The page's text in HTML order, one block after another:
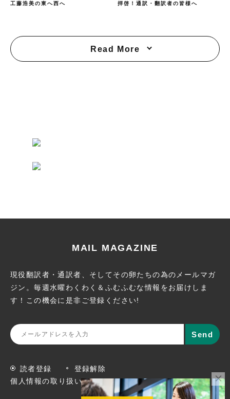
工藤浩美の東へ西へ 拝啓！通訳・翻訳者の皆様へ
Read More
MAIL MAGAZINE
現役翻訳者・通訳者、そしてその卵たちの為のメールマガ
ジン。毎週水曜わくわく＆ふむふむな情報をお届けしま
す！この機会に 是非ご登録ください!
読者登録
登録解除
個人情報の取り扱いについて